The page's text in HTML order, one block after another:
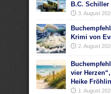
B.C. Schiller
3. August
Krimi von
2. August
vier
Heike
1. August